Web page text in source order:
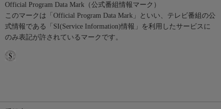
Official Program Data Mark（公式番組情報マーク）
このマークは「Official Program Data Mark」といい、テレビ番組の公
式情報である「SI(Service Information)情報」を利用したサービスに
のみ表記が許されているマークです。